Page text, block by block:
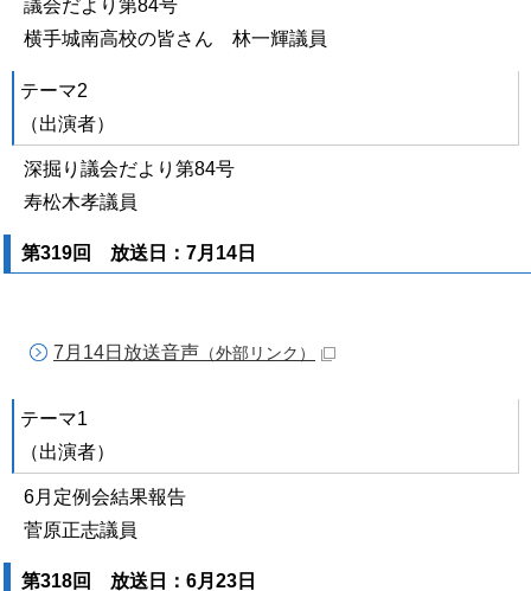
議会だより第84号
横手城南高校の皆さん 林一輝議員
テーマ2
（出演者）
深掘り議会だより第84号
寿松木孝議員
第319回 放送日：7月14日
7月14日放送音声 （外部リンク）
テーマ1
（出演者）
6月定例会結果報告
菅原正志議員
第318回 放送日：6月23日